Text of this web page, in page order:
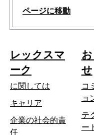
ページに移動
レックスマ
ーク
に関しては
キャリア
企業の社会的責
任新
せ
コ
ョ
テ
ー